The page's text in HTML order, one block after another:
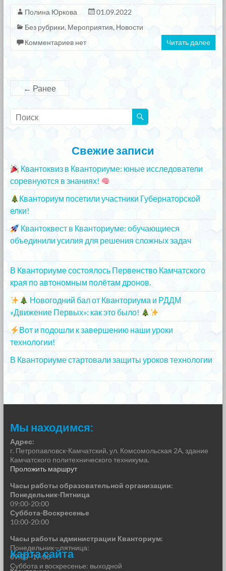
Полина Юркова
01.09.2022
Без рубрики, Мероприятия, Новости
Комментариев нет
Читать далее
← Ранее
Свежие записи
Квантоквиз в Кванториуме: юные исследователи
соревнуются в знаниях!
Кванториум посетили участники Губернаторской
елки!
Квантоквест в Кванториуме: обучающиеся
объединили усилия для решения сложных задач
В Кванториуме состоялось Первенство Камчатского
края по автономным полётам дронов.
Новогодний бал от Кванториума и РДДМ
«Движение Первых»: как это было!
Вот и подошли к завершению наши уроки
технологии!
В Кванториуме стартовали защиты уроков технологии
Мы находимся:
Адрес:
г. Петропавловск-Камчатский, ул. Комсомольская 2А, здание
Камчатского политехнического техникума.
Проложить маршрут
Часы работы образовательной организации:
Понедельник-Пятница
09:00-20:00
Суббота-Воскресенье
10:00-20:00
Часы работы администрации Кванториум:
Понедельник—пятница:
09:00–17:00
Суббота и воскресенье: выходной
Карта сайта